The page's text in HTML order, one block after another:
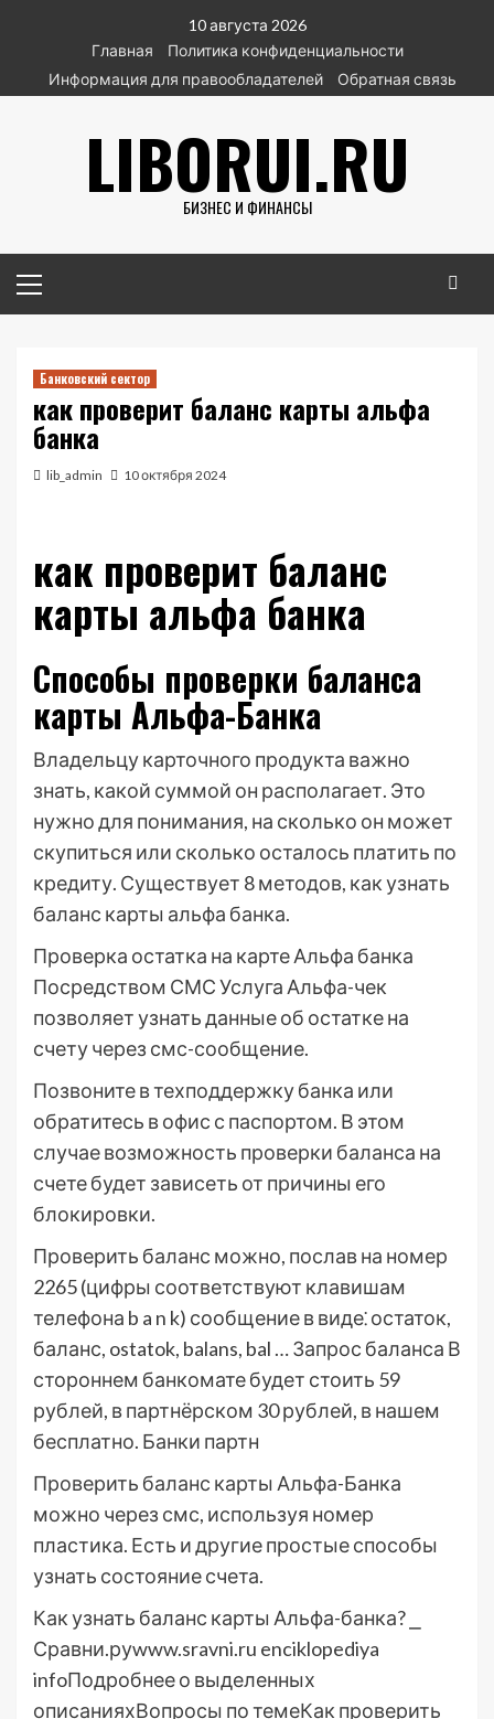
содержимому
10 августа 2026
Главная
Политика конфиденциальности
Информация для правообладателей
Обратная связь
LIBORUI.RU
БИЗНЕС И ФИНАНСЫ
меню
Банковский сектор
как проверит баланс карты альфа
банка
lib_admin 10 октября 2024
как проверит баланс
карты альфа банка
Способы проверки баланса
карты Альфа-Банка
Владельцу карточного продукта важно
знать, какой суммой он располагает. Это
нужно для понимания, на сколько он может
скупиться или сколько осталось платить по
кредиту. Существует 8 методов, как узнать
баланс карты альфа банка.
Проверка остатка на карте Альфа банка
Посредством СМС Услуга Альфа-чек
позволяет узнать данные об остатке на
счету через смс-сообщение.
Позвоните в техподдержку банка или
обратитесь в офис с паспортом. В этом
случае возможность проверки баланса на
счете будет зависеть от причины его
блокировки.
Проверить баланс можно, послав на номер
2265 (цифры соответствуют клавишам
телефона b a n k) сообщение в виде⁚ остаток,
баланс, ostatok, balans, bal … Запрос баланса В
стороннем банкомате будет стоить 59
рублей, в партнёрском 30 рублей, в нашем
бесплатно. Банки партн
Проверить баланс карты Альфа-Банка
можно через смс, используя номер
пластика. Есть и другие простые способы
узнать состояние счета.
Как узнать баланс карты Альфа-банка? ⎯
Сравни.руwww.sravni.ru enciklopediya
infoПодробнее о выделенных
описанияхВопросы по темеКак проверить